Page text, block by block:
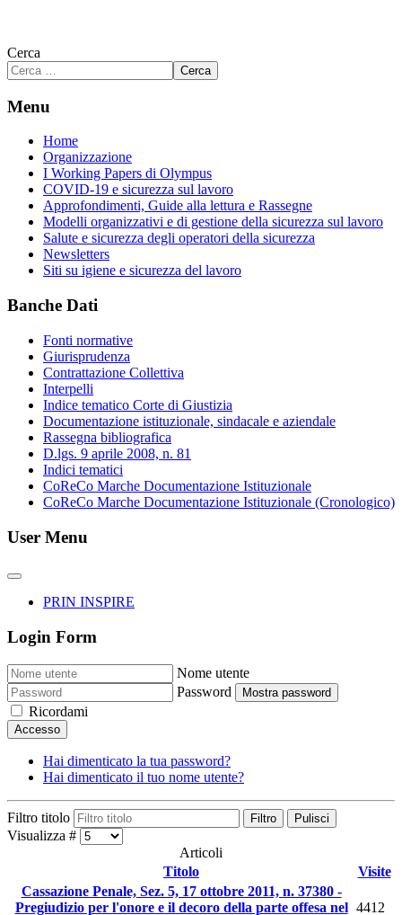
Cerca
Cerca
Menu
Home
Organizzazione
I Working Papers di Olympus
COVID-19 e sicurezza sul lavoro
Approfondimenti, Guide alla lettura e Rassegne
Modelli organizzativi e di gestione della sicurezza sul lavoro
Salute e sicurezza degli operatori della sicurezza
Newsletters
Siti su igiene e sicurezza del lavoro
Banche Dati
Fonti normative
Giurisprudenza
Contrattazione Collettiva
Interpelli
Indice tematico Corte di Giustizia
Documentazione istituzionale, sindacale e aziendale
Rassegna bibliografica
D.lgs. 9 aprile 2008, n. 81
Indici tematici
CoReCo Marche Documentazione Istituzionale
CoReCo Marche Documentazione Istituzionale (Cronologico)
User Menu
PRIN INSPIRE
Login Form
Nome utente
Password
Mostra password
Ricordami
Accesso
Hai dimenticato la tua password?
Hai dimenticato il tuo nome utente?
Filtro titolo Filtro Pulisci
Visualizza #
Articoli
Titolo
Visite
Cassazione Penale, Sez. 5, 17 ottobre 2011, n. 37380 -
Pregiudizio per l'onore e il decoro della parte offesa nel 4412